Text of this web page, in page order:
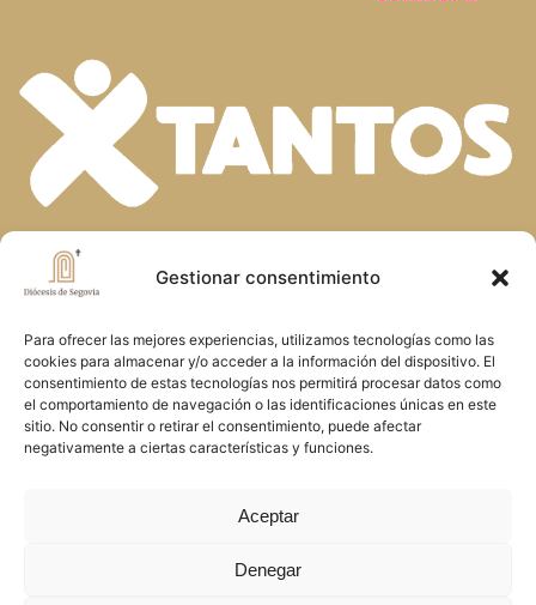
Gestionar consentimiento
Para ofrecer las mejores experiencias, utilizamos tecnologías como las
cookies para almacenar y/o acceder a la información del dispositivo. El
consentimiento de estas tecnologías nos permitirá procesar datos como
el comportamiento de navegación o las identificaciones únicas en este
sitio. No consentir o retirar el consentimiento, puede afectar
negativamente a ciertas características y funciones.
Aceptar
Denegar
En la diversidad de dones que el Espíritu
la riqueza de nuestra fe. Unidos en la
oración y el servicio, construimos juntos
el Reino de Dios en Segovia, reflejando
el amor y la misericordia de Cristo
Copyright © 2026 Diócesis de Segovia